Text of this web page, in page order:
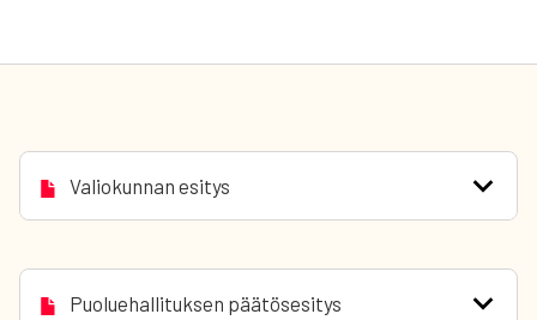
Valiokunnan esitys
Puoluehallituksen päätösesitys